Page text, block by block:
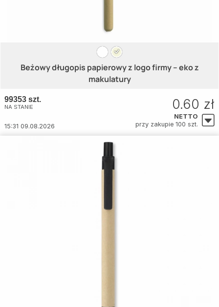
Beżowy długopis papierowy z logo firmy – eko z
makulatury
99353 szt.
NA STANIE
15:31 09.08.2026
0.60 zł
NETTO
przy zakupie 100 szt.